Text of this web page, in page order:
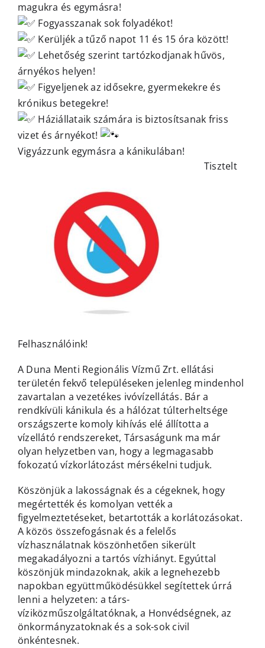
magukra és egymásra!
Fogyasszanak sok folyadékot!
Kerüljék a tűző napot 11 és 15 óra között!
Lehetőség szerint tartózkodjanak hűvös,
árnyékos helyen!
Figyeljenek az idősekre, gyermekekre és
krónikus betegekre!
Háziállataik számára is biztosítsanak friss
vizet és árnyékot!
Vigyázzunk egymásra a kánikulában!
Tisztelt
Felhasználóink!
A Duna Menti Regionális Vízmű Zrt. ellátási
területén fekvő településeken jelenleg mindenhol
zavartalan a vezetékes ivóvízellátás. Bár a
rendkívüli kánikula és a hálózat túlterheltsége
országszerte komoly kihívás elé állította a
vízellátó rendszereket, Társaságunk ma már
olyan helyzetben van, hogy a legmagasabb
fokozatú vízkorlátozást mérsékelni tudjuk.
Köszönjük a lakosságnak és a cégeknek, hogy
megértették és komolyan vették a
figyelmeztetéseket, betartották a korlátozásokat.
A közös összefogásnak és a felelős
vízhasználatnak köszönhetően sikerült
megakadályozni a tartós vízhiányt. Egyúttal
köszönjük mindazoknak, akik a legnehezebb
napokban együttműködésükkel segítettek úrrá
lenni a helyzeten: a társ-
víziközműszolgáltatóknak, a Honvédségnek, az
önkormányzatoknak és a sok-sok civil
önkéntesnek.